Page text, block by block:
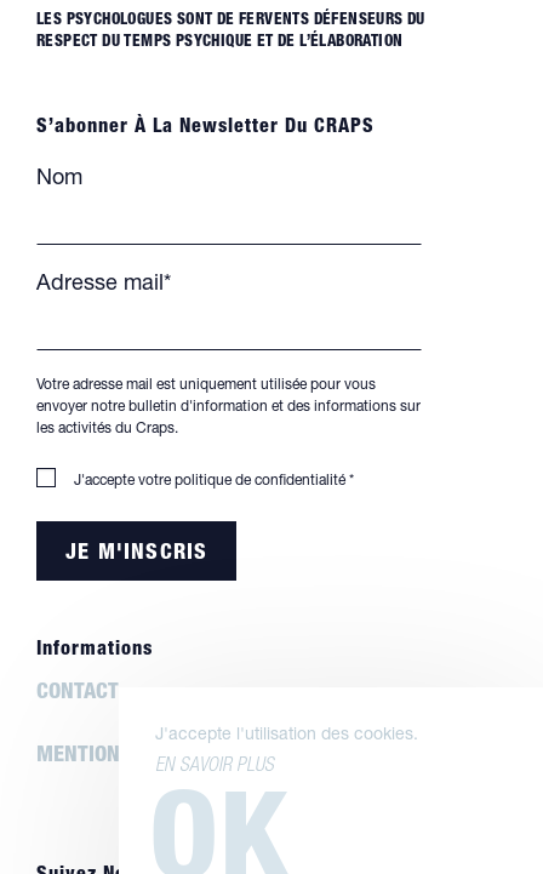
LES PSYCHOLOGUES SONT DE FERVENTS DÉFENSEURS DU
RESPECT DU TEMPS PSYCHIQUE ET DE L’ÉLABORATION
S’abonner À La Newsletter Du CRAPS
Nom
Adresse mail*
Votre adresse mail est uniquement utilisée pour vous
envoyer notre bulletin d'information et des informations sur
les activités du Craps.
J'accepte votre politique de confidentialité *
Informations
CONTACT
MENTIONS LÉGALES
J'accepte l'utilisation des cookies.
EN SAVOIR PLUS